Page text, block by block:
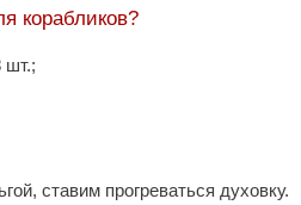
корабликов?
шт.;
ставим прогреваться духовку.